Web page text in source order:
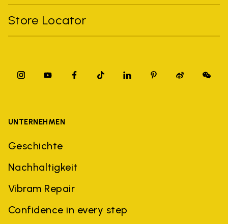
Store Locator
UNTERNEHMEN
Geschichte
Nachhaltigkeit
Vibram Repair
Confidence in every step